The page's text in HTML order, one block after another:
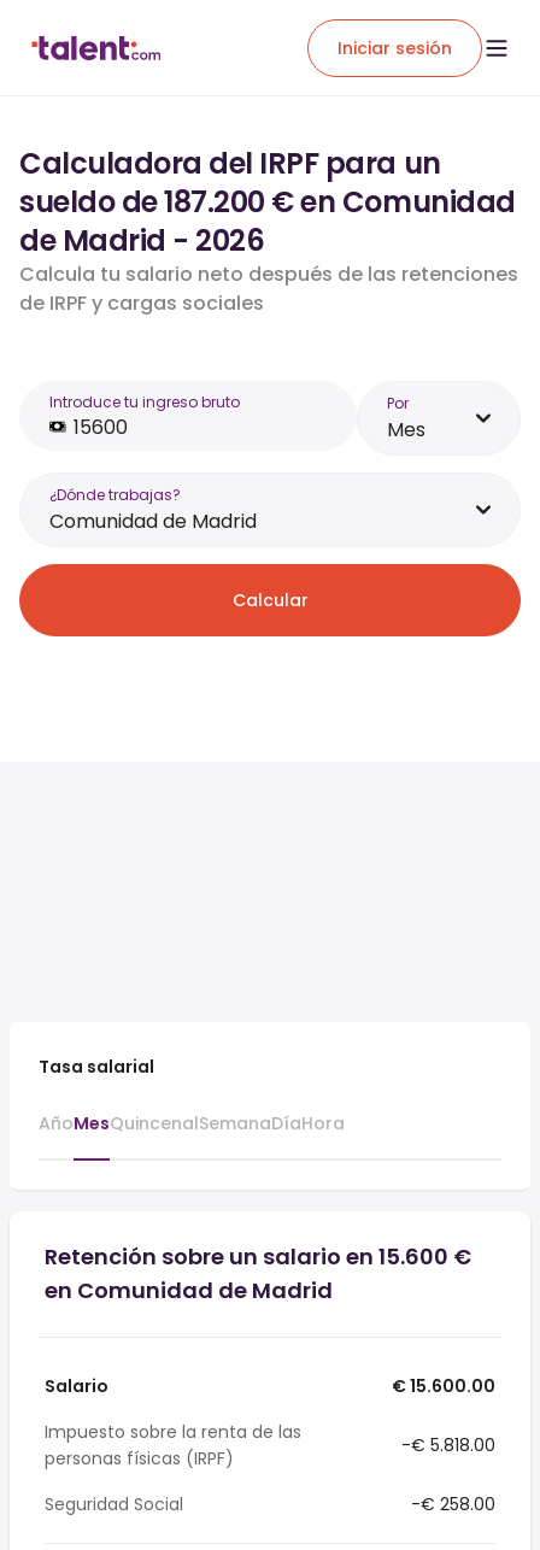
Iniciar sesión
Calculadora del IRPF para un
sueldo de 187.200 € en Comunidad
de Madrid - 2026
Calcula tu salario neto después de las retenciones
de IRPF y cargas sociales
Introduce tu ingreso bruto Por
Mes
¿Dónde trabajas?
Comunidad de Madrid
Calcular
Tasa salarial
AñoMesQuincenalSemanaDíaHora
Retención sobre un salario en 15.600 €
en Comunidad de Madrid
Salario
€ 15.600.00
Impuesto sobre la renta de las
personas físicas (IRPF)
-€ 5.818.00
Seguridad Social -€ 258.00